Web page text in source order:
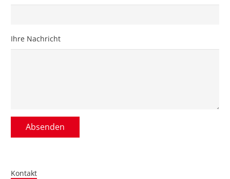
Ihre Nachricht
Kontakt